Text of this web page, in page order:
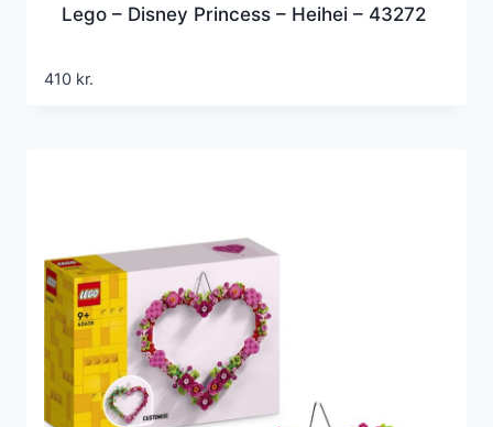
Lego – Disney Princess – Heihei – 43272
410 kr.